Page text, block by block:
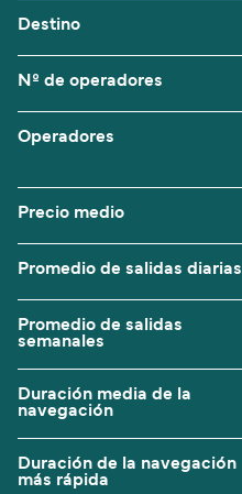
Destino
Nº de operadores
Operadores
Precio medio
Promedio de salidas diarias
Promedio de salidas
semanales
Duración media de la
navegación
Duración de la navegación
más rápida